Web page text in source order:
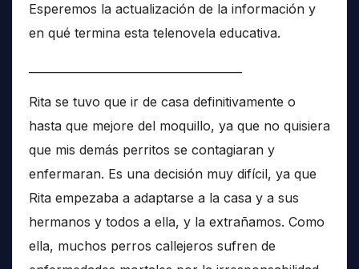
Esperemos la actualización de la información y
en qué termina esta telenovela educativa.
Rita se tuvo que ir de casa definitivamente o
hasta que mejore del moquillo, ya que no quisiera
que mis demás perritos se contagiaran y
enfermaran. Es una decisión muy difícil, ya que
Rita empezaba a adaptarse a la casa y a sus
hermanos y todos a ella, y la extrañamos. Como
ella, muchos perros callejeros sufren de